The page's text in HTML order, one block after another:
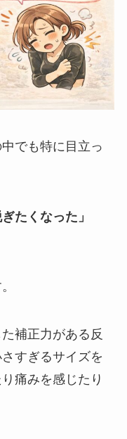
でも特に目立っ
たくなった」
補正力がある反
すぎるサイズを
痛みを感じたり